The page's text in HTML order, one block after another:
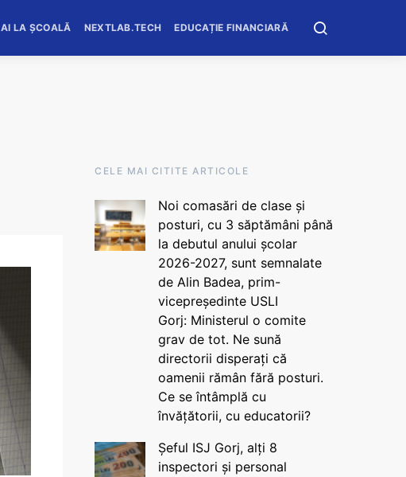
AI LA ȘCOALĂ NEXTLAB.TECH EDUCAȚIE FINANCIARĂ
CELE MAI CITITE ARTICOLE
Noi comasări de clase și
posturi, cu 3 săptămâni până
la debutul anului școlar
2026-2027, sunt semnalate
de Alin Badea, prim-
vicepreședinte USLI
Gorj: Ministerul o comite
grav de tot. Ne sună
directorii disperați că
oamenii rămân fără posturi.
Ce se întâmplă cu
învățătorii, cu educatorii?
Șeful ISJ Gorj, alți 8
inspectori și personal